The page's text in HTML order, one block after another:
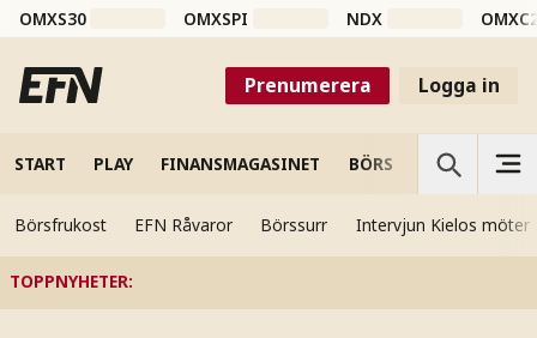
OMXS30 OMXSPI NDX
Prenumerera Logga in
START PLAY FINANSMAGASINET BÖRS VETENSKAP
Börsfrukost EFN Råvaror Börssurr Intervjun Kielos möter
TOPPNYHETER: